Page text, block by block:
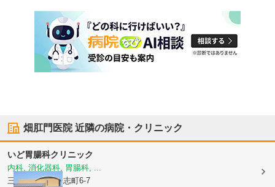
畑肛門医院近隣の病院・クリニック
いど胃腸科クリニック
内科, 消化器科, 胃腸科, ...
三重県伊勢市一志町6-7